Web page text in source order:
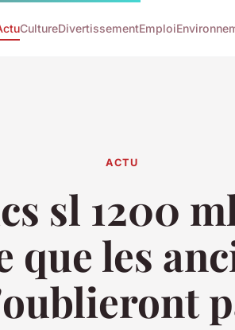
CultureDivertissementEmploi
ACTU
sl 1200
que les